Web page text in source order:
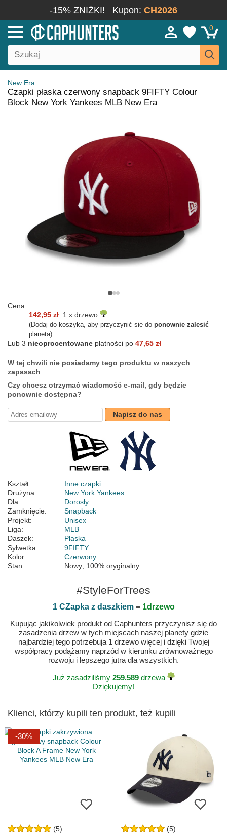
-15% ZNIŻKI! Kupon: CH2026
0
New Era
Czapki płaska czerwony snapback 9FIFTY Colour
Block New York Yankees MLB New Era
Cena
:
142,95 zł 1 x drzewo
(Dodaj do koszyka, aby przyczynić się do ponownie zalesić
planeta)
Lub 3 nieoprocentowane płatności po 47,65 zł
W tej chwili nie posiadamy tego produktu w naszych
zapasach
Czy chcesz otrzymać wiadomość e-mail, gdy będzie
ponownie dostępna?
Napisz do nas
Kształt:
Inne czapki
Drużyna:
New York Yankees
Dla:
Dorosły
Zamknięcie:
Snapback
Projekt:
Unisex
Liga:
MLB
Daszek:
Płaska
Sylwetka:
9FIFTY
Kolor:
Czerwony
Stan:
Nowy; 100% oryginalny
#StyleForTrees
1 CZapka z daszkiem= 1drzewo
Kupując jakikolwiek produkt od Caphunters przyczynisz się do
zasadzenia drzew w tych miejscach naszej planety gdzie
najbardziej tego potrzebuja 1 drzewo więcej i dzięki Twojej
współpracy podążamy naprzód w kierunku zrównoważnego
rozwoju i lepszego jutra dla wszystkich.
Już zasadziliśmy 259.589drzewa
Dziękujemy!
Klienci, którzy kupili ten produkt, też kupili
-30%
(5) (5)